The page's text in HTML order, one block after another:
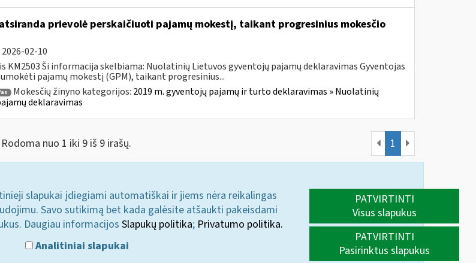
prievolė perskaičiuoti pajamų mokestį, taikant progresinius mokesčio
2026-02-10
KM2503 Ši informacija skelbiama: Nuolatinių Lietuvos gyventojų pajamų deklaravimas Gyventojas
pajamų mokestį (GPM), taikant progresinius...
Mokesčių žinyno kategorijos: 2019 m. gyventojų pajamų ir turto deklaravimas » Nuolatinių
deklaravimas
Rodoma nuo 1 iki 9 iš 9 irašų. 1
slapukai įdiegiami automatiškai ir jiems nėra reikalingas
Savo sutikimą bet kada galėsite atšaukti pakeisdami
Daugiau informacijos Slapukų politika; Privatumo politika.
Analitiniai slapukai
PATVIRTINTI
Visus slapukus
PATVIRTINTI
Pasirinktus slapukus